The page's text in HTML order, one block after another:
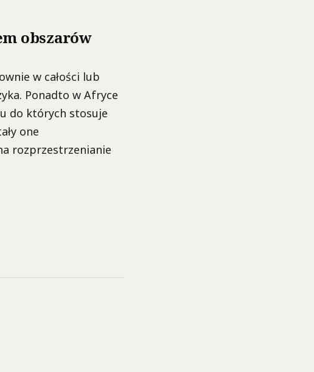
obszarów
w całości lub
Ponadto w Afryce
do których stosuje
one
rozprzestrzenianie